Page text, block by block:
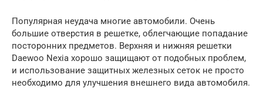
Популярная неудача многие автомобили. Очень
большие отверстия в решетке, облегчающие попадание
посторонних предметов. Верхняя и нижняя решетки
Daewoo Nexia хорошо защищают от подобных проблем,
и использование защитных железных сеток не просто
необходимо для улучшения внешнего вида автомобиля.